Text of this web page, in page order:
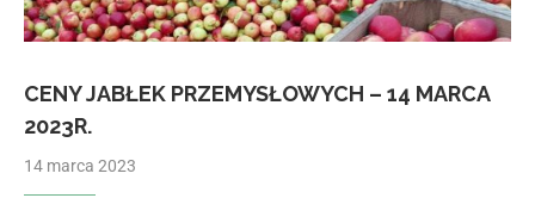
CENY JABŁEK PRZEMYSŁOWYCH – 14 MARCA
2023R.
14 marca 2023